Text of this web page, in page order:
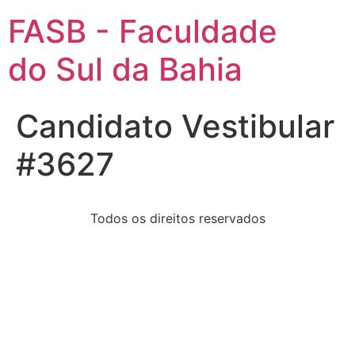
FASB - Faculdade
do Sul da Bahia
Candidato Vestibular
#3627
Todos os direitos reservados